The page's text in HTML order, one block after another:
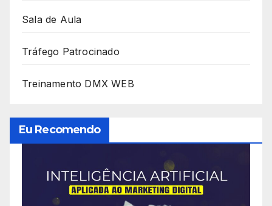
Sala de Aula
Tráfego Patrocinado
Treinamento DMX WEB
Eu Recomendo